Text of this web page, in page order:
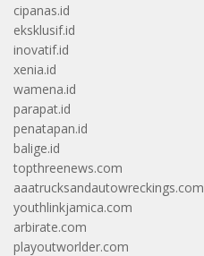
cipanas.id
eksklusif.id
inovatif.id
xenia.id
wamena.id
parapat.id
penatapan.id
balige.id
topthreenews.com
aaatrucksandautowreckings.com
youthlinkjamica.com
arbirate.com
playoutworlder.com